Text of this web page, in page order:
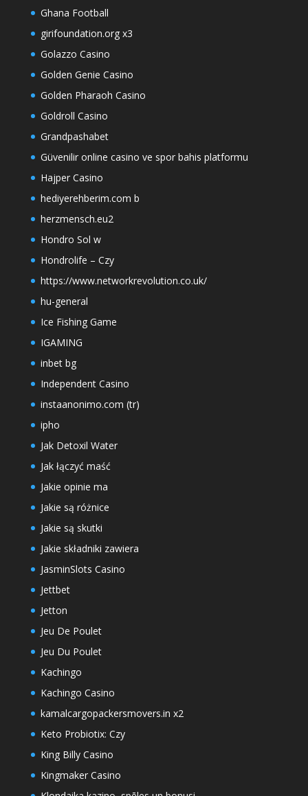
Ghana Football
girifoundation.org x3
Golazzo Casino
Golden Genie Casino
Golden Pharaoh Casino
Goldroll Casino
Grandpashabet
Güvenilir online casino ve spor bahis platformu
Hajper Casino
hediyerehberim.com b
herzmensch.eu2
Hondro Sol w
Hondrolife – Czy
https://www.networkrevolution.co.uk/
hu-general
Ice Fishing Game
IGAMING
inbet bg
Independent Casino
instaanonimo.com (tr)
ipho
Jak Detoxil Water
Jak łączyć maść
Jakie opinie ma
Jakie są różnice
Jakie są skutki
Jakie składniki zawiera
JasminSlots Casino
Jettbet
Jetton
Jeu De Poulet
Jeu Du Poulet
Kachingo
Kachingo Casino
kamalcargopackersmovers.in x2
Keto Probiotix: Czy
King Billy Casino
Kingmaker Casino